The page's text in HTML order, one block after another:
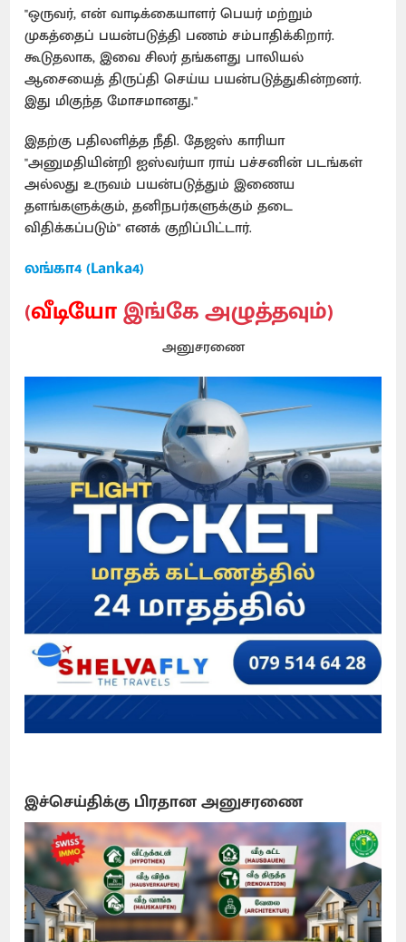
"ஒருவர், என் வாடிக்கையாளர் பெயர் மற்றும்
முகத்தைப் பயன்படுத்தி பணம் சம்பாதிக்கிறார்.
கூடுதலாக, இவை சிலர் தங்களது பாலியல்
ஆசையைத் திருப்தி செய்ய பயன்படுத்துகின்றனர்.
இது மிகுந்த மோசமானது."
இதற்கு பதிலளித்த நீதி. தேஜஸ் காரியா
"அனுமதியின்றி ஐஸ்வர்யா ராய் பச்சனின் படங்கள்
அல்லது உருவம் பயன்படுத்தும் இணைய
தளங்களுக்கும், தனிநபர்களுக்கும் தடை
விதிக்கப்படும்" எனக் குறிப்பிட்டார்.
லங்கா4 (Lanka4)
(வீடியோஇங்கே அழுத்தவும்)
அனுசரணை
இச்செய்திக்கு பிரதான அனுசரணை